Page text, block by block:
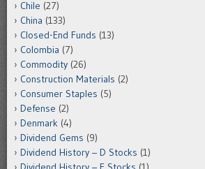
Chile (27)
China (133)
Closed-End Funds (13)
Colombia (7)
Commodity (26)
Construction Materials (2)
Consumer Staples (5)
Defense (2)
Denmark (4)
Dividend Gems (9)
Dividend History – D Stocks (1)